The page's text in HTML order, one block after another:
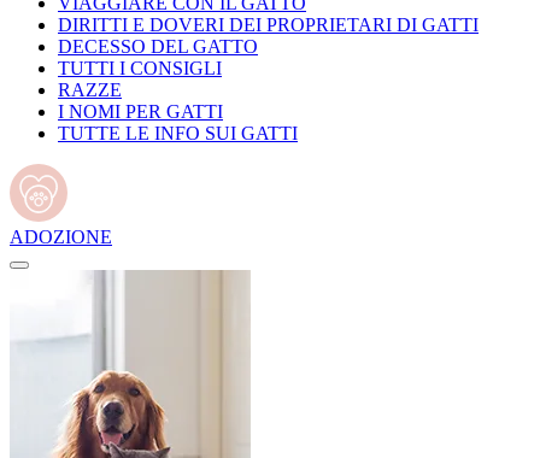
DIRITTI E DOVERI DEI PROPRIETARI DI GATTI
DECESSO DEL GATTO
TUTTI I CONSIGLI
RAZZE
I NOMI PER GATTI
TUTTE LE INFO SUI GATTI
ADOZIONE